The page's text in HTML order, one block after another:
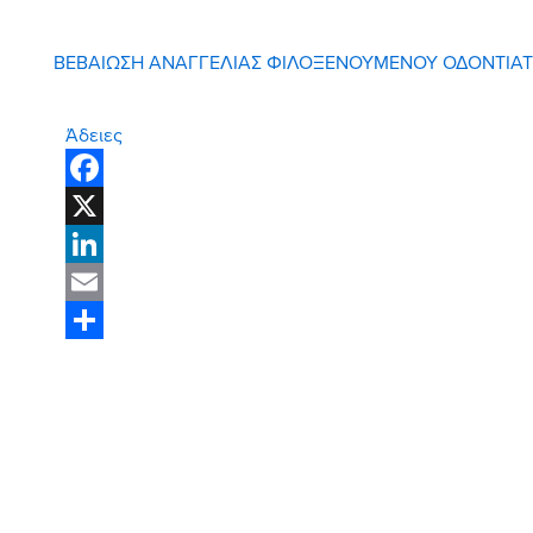
ΒΕΒΑΙΩΣΗ ΑΝΑΓΓΕΛΙΑΣ ΦΙΛΟΞΕΝΟΥΜΕΝΟΥ
Άδειες
Facebook
X
LinkedIn
Email